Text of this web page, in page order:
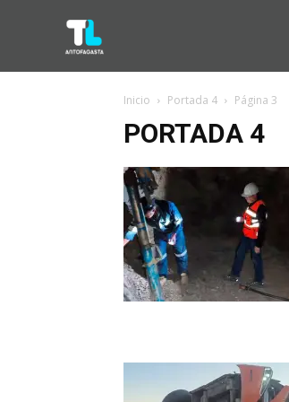
Inicio Portada 4 Página 3
PORTADA 4